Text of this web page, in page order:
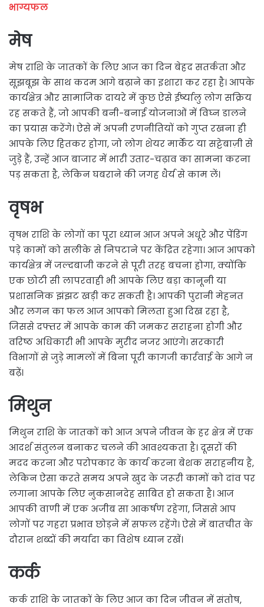
भाग्यफल
मेष
मेष राशि के जातकों के लिए आज का दिन बेहद सतर्कता और
सूझबूझ के साथ कदम आगे बढ़ाने का इशारा कर रहा है। आपके
कार्यक्षेत्र और सामाजिक दायरे में कुछ ऐसे ईर्ष्यालु लोग सक्रिय
रह सकते हैं, जो आपकी बनी-बनाई योजनाओं में विघ्न डालने
का प्रयास करेंगे। ऐसे में अपनी रणनीतियों को गुप्त रखना ही
आपके लिए हितकर होगा, जो लोग शेयर मार्केट या सट्टेबाज़ी से
जुड़े हैं, उन्हें आज बाजार में भारी उतार-चढ़ाव का सामना करना
पड़ सकता है, लेकिन घबराने की जगह धैर्य से काम लें।
वृषभ
वृषभ राशि के लोगों का पूरा ध्यान आज अपने अधूरे और पेंडिंग
पड़े कामों को सलीके से निपटाने पर केंद्रित रहेगा। आज आपको
कार्यक्षेत्र में जल्दबाजी करने से पूरी तरह बचना होगा, क्योंकि
एक छोटी सी लापरवाही भी आपके लिए बड़ा कानूनी या
प्रशासनिक झंझट खड़ी कर सकती है। आपकी पुरानी मेहनत
और लगन का फल आज आपको मिलता हुआ दिख रहा है,
जिससे दफ्तर में आपके काम की जमकर सराहना होगी और
वरिष्ठ अधिकारी भी आपके मुरीद नजर आएंगे। सरकारी
विभागों से जुड़े मामलों में बिना पूरी कागजी कार्रवाई के आगे न
बढ़ें।
मिथुन
मिथुन राशि के जातकों को आज अपने जीवन के हर क्षेत्र में एक
आदर्श संतुलन बनाकर चलने की आवश्यकता है। दूसरों की
मदद करना और परोपकार के कार्य करना बेशक सराहनीय है,
लेकिन ऐसा करते समय अपने खुद के जरूरी कामों को दांव पर
लगाना आपके लिए नुकसानदेह साबित हो सकता है। आज
आपकी वाणी में एक अजीब सा आकर्षण रहेगा, जिससे आप
लोगों पर गहरा प्रभाव छोड़ने में सफल रहेंगे। ऐसे में बातचीत के
दौरान शब्दों की मर्यादा का विशेष ध्यान रखें।
कर्क
कर्क राशि के जातकों के लिए आज का दिन जीवन में संतोष,